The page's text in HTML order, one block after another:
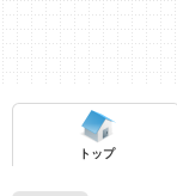
トップ